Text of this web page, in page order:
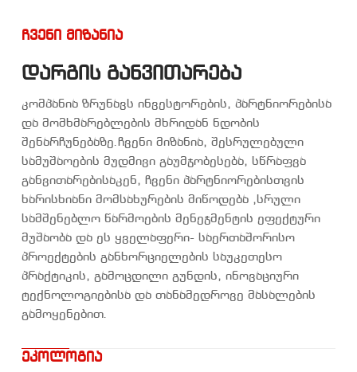
ჩვენი მიზანია
დარგის განვითარება
კომპანია ზრუნავს ინვესტორების, პარტნიორებისა
და მომხმარებლების მხრიდან ნდობის
შენარჩუნებაზე.ჩვენი მიზანია, შესრულებული
სამუშაოების მუდმივი გაუმჯობესება, სწრაფვა
განვითარებისაკენ, ჩვენი პარტნიორებისთვის
ხარისხიანი მომსახურების მიწოდება ,სრული
სამშენებლო წარმოების მენეჯმენტის ეფექტური
მუშაობა და ეს ყველაფერი- საერთაშორისო
პროექტების განხორციელების საუკეთესო
პრაქტიკის, გამოცდილი გუნდის, ინოვაციური
ტექნოლოგიებისა და თანამედროვე მასალების
გამოყენებით.
ეკოლოგია